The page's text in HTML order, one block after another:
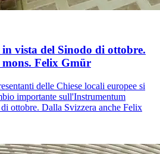
vista del Sinodo di ottobre.
mons. Felix Gmür
delle Chiese locali europee si
importante sull'Instrumentum
ottobre. Dalla Svizzera anche Felix